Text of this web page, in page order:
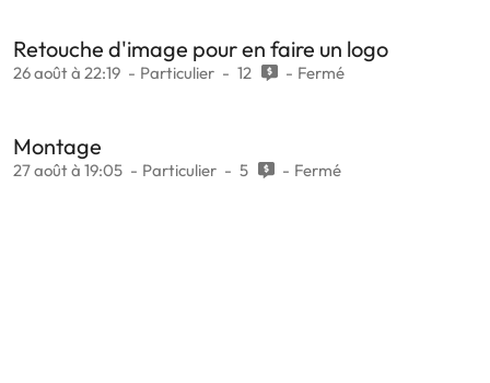
Retouche d'image pour en faire un logo
26 août à 22:19 Particulier 12 Fermé
Montage
27 août à 19:05 Particulier 5 Fermé